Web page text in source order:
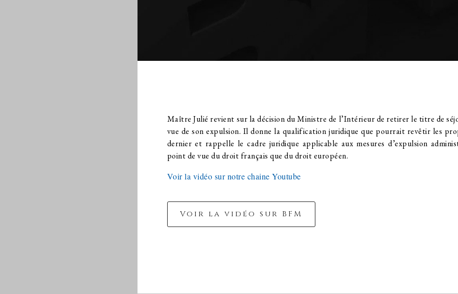
Maître Julié revient sur la décision du Ministre de l’Intérieur de retirer le titre de
vue de son expulsion. Il donne la qualification juridique que pourrait revêtir les
dernier et rappelle le cadre juridique applicable aux mesures d’expulsion
point de vue du droit français que du droit européen.
Voir la vidéo sur notre chaine Youtube
Voir la vidéo sur BFM